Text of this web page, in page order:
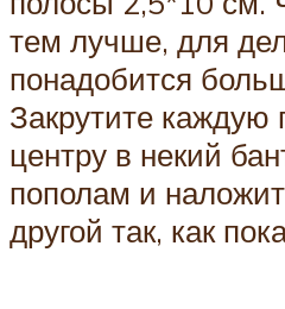
тем лучше, для
понадобится
Закрутите каждую
центру в некий
пополам и
другой так, как